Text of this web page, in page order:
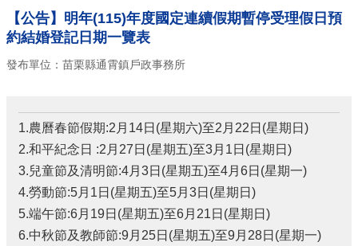
【公告】明年(115)年度國定連續假期暫停受理假日預
約結婚登記日期一覽表
發布單位：苗栗縣通霄鎮戶政事務所
1.農曆春節假期:2月14日(星期六)至2月22日(星期日)
2.和平紀念日 :2月27日(星期五)至3月1日(星期日)
3.兒童節及清明節:4月3日(星期五)至4月6日(星期一)
4.勞動節:5月1日(星期五)至5月3日(星期日)
5.端午節:6月19日(星期五)至6月21日(星期日)
6.中秋節及教師節:9月25日(星期五)至9月28日(星期一)